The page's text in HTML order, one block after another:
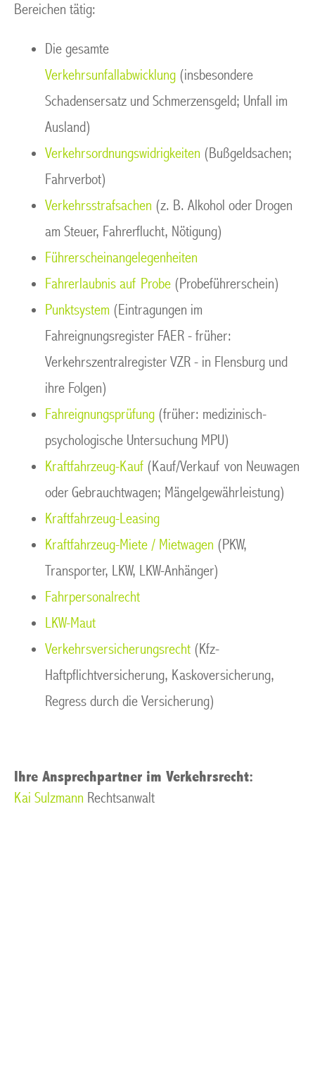
Bereichen tätig:
Die gesamte
Verkehrsunfallabwicklung (insbesondere
Schadensersatz und Schmerzensgeld; Unfall im
Ausland)
Verkehrsordnungswidrigkeiten (Bußgeldsachen;
Fahrverbot)
Verkehrsstrafsachen (z. B. Alkohol oder Drogen
am Steuer, Fahrerflucht, Nötigung)
Führerscheinangelegenheiten
Fahrerlaubnis auf Probe (Probeführerschein)
Punktsystem (Eintragungen im
Fahreignungsregister FAER - früher:
Verkehrszentralregister VZR - in Flensburg und
ihre Folgen)
Fahreignungsprüfung (früher: medizinisch-
psychologische Untersuchung MPU)
Kraftfahrzeug-Kauf (Kauf/Verkauf von Neuwagen
oder Gebrauchtwagen; Mängelgewährleistung)
Kraftfahrzeug-Leasing
Kraftfahrzeug-Miete / Mietwagen (PKW,
Transporter, LKW, LKW-Anhänger)
Fahrpersonalrecht
LKW-Maut
Verkehrsversicherungsrecht (Kfz-
Haftpflichtversicherung, Kaskoversicherung,
Regress durch die Versicherung)
Ihre Ansprechpartner im Verkehrsrecht:
Kai Sulzmann Rechtsanwalt